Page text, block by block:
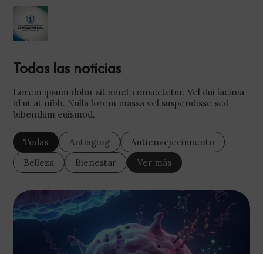
Todas las noticias
Lorem ipsum dolor sit amet consectetur. Vel dui lacinia
id ut at nibh. Nulla lorem massa vel suspendisse sed
bibendum euismod.
Todas Antiaging
Antienvejecimiento
Belleza
Bienestar Ver más